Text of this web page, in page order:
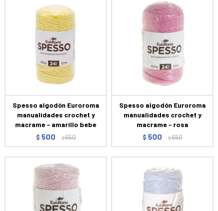
Spesso algodón Euroroma
manualidades crochet y
macrame - amarillo bebe
$ 500 $650
Spesso algodón Euroroma
manualidades crochet y
macrame - rosa
$ 500 $650